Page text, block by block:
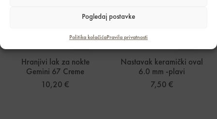
Pogledaj postavke
Politika kolačićaPravila privatnosti
Hranjivi lak za nokte
Gemini 67 Creme
10,20 €
Nastavak keramički oval
6.0 mm -plavi
7,50 €